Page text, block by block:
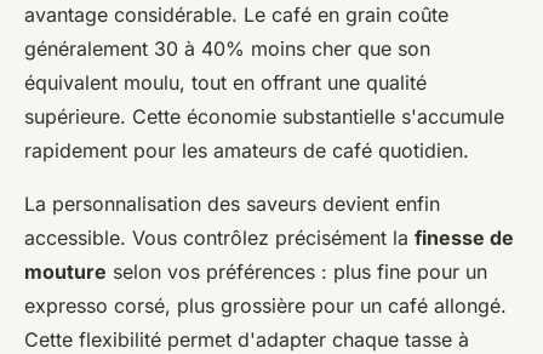
avantage considérable. Le café en grain coûte
généralement 30 à 40% moins cher que son
équivalent moulu, tout en offrant une qualité
supérieure. Cette économie substantielle s'accumule
rapidement pour les amateurs de café quotidien.
La personnalisation des saveurs devient enfin
accessible. Vous contrôlez précisément la finesse de
mouture selon vos préférences : plus fine pour un
expresso corsé, plus grossière pour un café allongé.
Cette flexibilité permet d'adapter chaque tasse à